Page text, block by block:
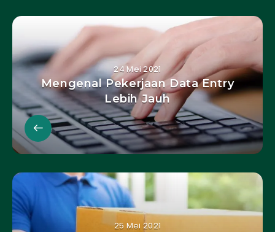
24 Mei 2021
Mengenal Pekerjaan Data Entry
Lebih Jauh
25 Mei 2021